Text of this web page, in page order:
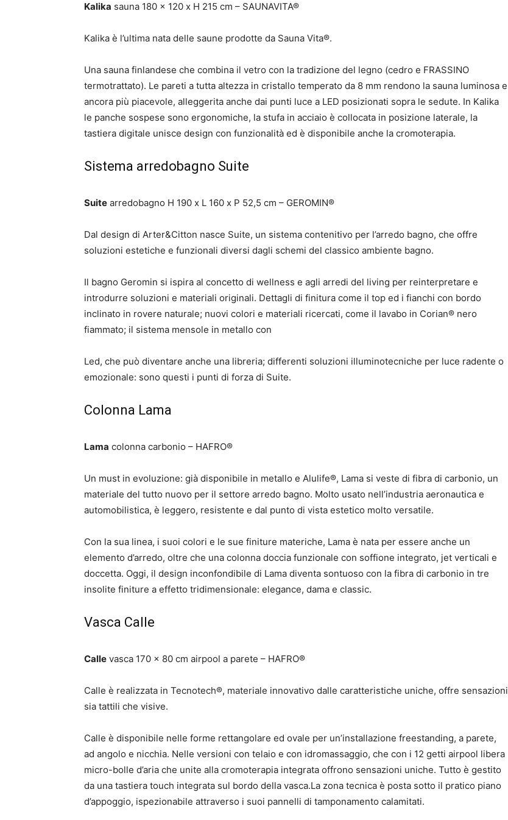
Kalika sauna 180 x 120 x H 215 cm – SAUNAVITA®
Kalika è l’ultima nata delle saune prodotte da Sauna Vita®.
Una sauna finlandese che combina il vetro con la tradizione del legno (cedro e FRASSINO
termotrattato). Le pareti a tutta altezza in cristallo temperato da 8 mm rendono la sauna luminosa e
ancora più piacevole, alleggerita anche dai punti luce a LED posizionati sopra le sedute. In Kalika
le panche sospese sono ergonomiche, la stufa in acciaio è collocata in posizione laterale, la
tastiera digitale unisce design con funzionalità ed è disponibile anche la cromoterapia.
Sistema arredobagno Suite
Suite arredobagno H 190 x L 160 x P 52,5 cm – GEROMIN®
Dal design di Arter&Citton nasce Suite, un sistema contenitivo per l’arredo bagno, che offre
soluzioni estetiche e funzionali diversi dagli schemi del classico ambiente bagno.
Il bagno Geromin si ispira al concetto di wellness e agli arredi del living per reinterpretare e
introdurre soluzioni e materiali originali. Dettagli di finitura come il top ed i fianchi con bordo
inclinato in rovere naturale; nuovi colori e materiali ricercati, come il lavabo in Corian® nero
fiammato; il sistema mensole in metallo con
Led, che può diventare anche una libreria; differenti soluzioni illuminotecniche per luce radente o
emozionale: sono questi i punti di forza di Suite.
Colonna Lama
Lama colonna carbonio – HAFRO®
Un must in evoluzione: già disponibile in metallo e Alulife®, Lama si veste di fibra di carbonio, un
materiale del tutto nuovo per il settore arredo bagno. Molto usato nell’industria aeronautica e
automobilistica, è leggero, resistente e dal punto di vista estetico molto versatile.
Con la sua linea, i suoi colori e le sue finiture materiche, Lama è nata per essere anche un
elemento d’arredo, oltre che una colonna doccia funzionale con soffione integrato, jet verticali e
doccetta. Oggi, il design inconfondibile di Lama diventa sontuoso con la fibra di carbonio in tre
insolite finiture a effetto tridimensionale: elegance, dama e classic.
Vasca Calle
Calle vasca 170 x 80 cm airpool a parete – HAFRO®
Calle è realizzata in Tecnotech®, materiale innovativo dalle caratteristiche uniche, offre sensazioni
sia tattili che visive.
Calle è disponibile nelle forme rettangolare ed ovale per un’installazione freestanding, a parete,
ad angolo e nicchia. Nelle versioni con telaio e con idromassaggio, che con i 12 getti airpool libera
micro-bolle d’aria che unite alla cromoterapia integrata offrono sensazioni uniche. Tutto è gestito
da una tastiera touch integrata sul bordo della vasca.La zona tecnica è posta sotto il pratico piano
d’appoggio, ispezionabile attraverso i suoi pannelli di tamponamento calamitati.